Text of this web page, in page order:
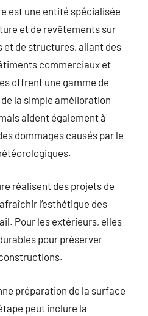
est une entité spécialisée
et de revêtements sur
et de structures, allant des
commerciaux et
offrent une gamme de
la simple amélioration
aident également à
dommages causés par le
réalisent des projets de
l’esthétique des
Pour les extérieurs, elles
pour préserver
préparation de la surface
peut inclure la